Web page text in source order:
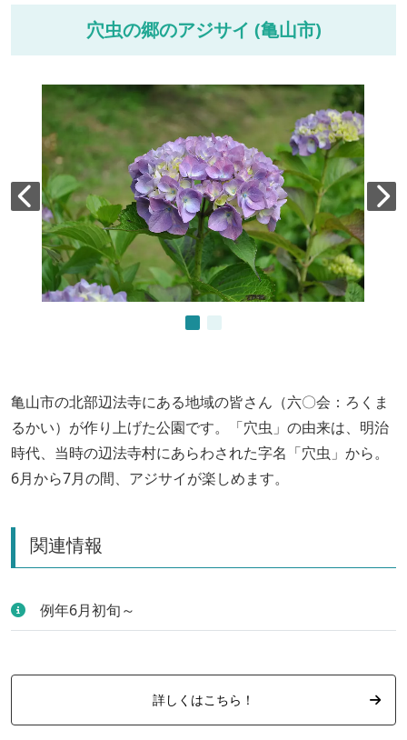
穴虫の郷のアジサイ (亀山市)
亀山市の北部辺法寺にある地域の皆さん（六〇会：ろくま
るかい）が作り上げた公園です。「穴虫」の由来は、明治
時代、当時の辺法寺村にあらわされた字名「穴虫」から。
6月から7月の間、アジサイが楽しめます。
関連情報
例年6月初旬～
詳しくはこちら！